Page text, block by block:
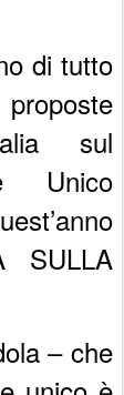
di tutto
sul
Unico
SULLA
– che